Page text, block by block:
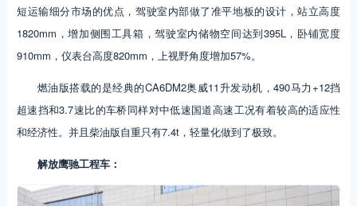
短运输细分市场的优点，驾驶室内部做了准平地板的设计，站立高度
1820mm，增加侧围工具箱，驾驶室内储物空间达到395L，卧铺宽度
910mm，仪表台高度820mm，上视野角度增加57%。
燃油版搭载的是经典的CA6DM2奥威11升发动机，490马力+12挡
超速挡和3.7速比的车桥同样对中低速国道高速工况有着较高的适应性
和经济性。并且柴油版自重只有7.4t，轻量化做到了极致。
解放鹰驰工程车：